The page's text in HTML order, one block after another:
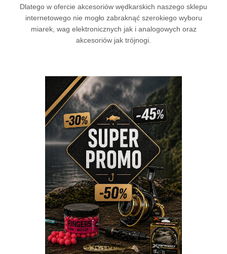
Dlatego w ofercie akcesoriów wędkarskich naszego sklepu
internetowego nie mogło zabraknąć szerokiego wyboru
miarek, wag elektronicznych jak i analogowych oraz
akcesoriów jak trójnogi.
SPRAWDŹ!